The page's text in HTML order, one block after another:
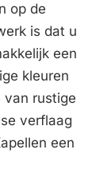
op de
is dat u
een
kleuren
van rustige
verflaag
een